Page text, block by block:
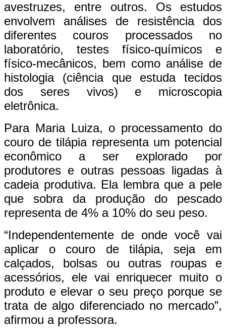
avestruzes, entre outros. Os estudos
envolvem análises de resistência dos
diferentes couros processados no
laboratório, testes físico-químicos e
físico-mecânicos, bem como análise de
histologia (ciência que estuda tecidos
dos seres vivos) e microscopia
eletrônica.
Para Maria Luiza, o processamento do
couro de tilápia representa um potencial
econômico a ser explorado por
produtores e outras pessoas ligadas à
cadeia produtiva. Ela lembra que a pele
que sobra da produção do pescado
representa de 4% a 10% do seu peso.
“Independentemente de onde você vai
aplicar o couro de tilápia, seja em
calçados, bolsas ou outras roupas e
acessórios, ele vai enriquecer muito o
produto e elevar o seu preço porque se
trata de algo diferenciado no mercado”,
afirmou a professora.